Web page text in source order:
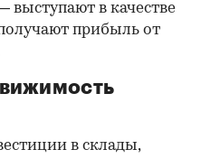
в качестве
прибыль от
в склады,